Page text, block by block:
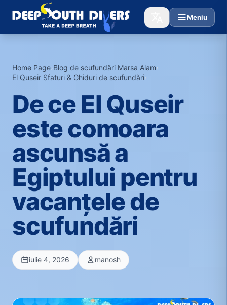
Meniu
Home Page›Blog de scufundări Marsa Alam›
El Quseir Sfaturi & Ghiduri de scufundări›
De ce El Quseir
este comoara
ascunsă a
Egiptului pentru
vacanțele de
scufundări
iulie 4, 2026 manosh